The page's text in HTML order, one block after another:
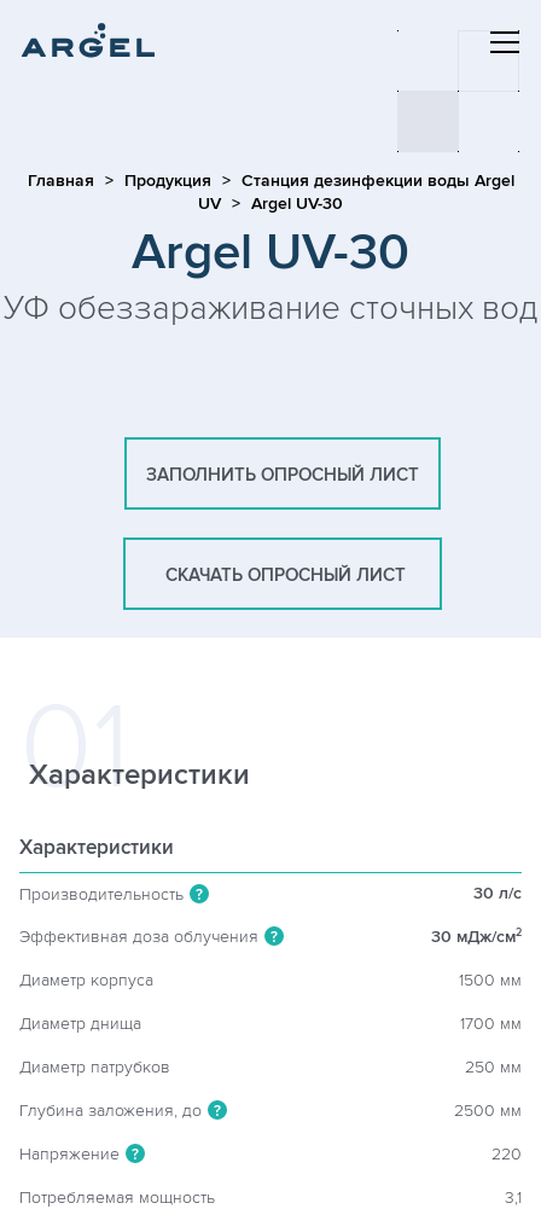
Главная Продукция
Станция дезинфекции воды Argel
UV
Argel UV-30
Argel UV-30
УФ обеззараживание сточных вод
ЗАПОЛНИТЬ ОПРОСНЫЙ ЛИСТ
СКАЧАТЬ ОПРОСНЫЙ ЛИСТ
Характеристики
Характеристики
Производительность ? 30 л/c
Эффективная доза облучения ? 30 мДж/см2
Диаметр корпуса 1500 мм
Диаметр днища 1700 мм
Диаметр патрубков 250 мм
Глубина заложения, до ? 2500 мм
Напряжение ? 220
Потребляемая мощность 3,1